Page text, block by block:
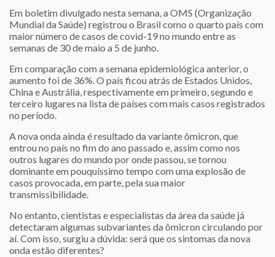
Em boletim divulgado nesta semana, a OMS (Organização
Mundial da Saúde) registrou o Brasil como o quarto país com
maior número de casos de covid-19 no mundo entre as
semanas de 30 de maio a 5 de junho.
Em comparação com a semana epidemiológica anterior, o
aumento foi de 36%. O país ficou atrás de Estados Unidos,
China e Austrália, respectivamente em primeiro, segundo e
terceiro lugares na lista de países com mais casos registrados
no período.
A nova onda ainda é resultado da variante ômicron, que
entrou no país no fim do ano passado e, assim como nos
outros lugares do mundo por onde passou, se tornou
dominante em pouquíssimo tempo com uma explosão de
casos provocada, em parte, pela sua maior
transmissibilidade.
No entanto, cientistas e especialistas da área da saúde já
detectaram algumas subvariantes da ômicron circulando por
aí. Com isso, surgiu a dúvida: será que os sintomas da nova
onda estão diferentes?